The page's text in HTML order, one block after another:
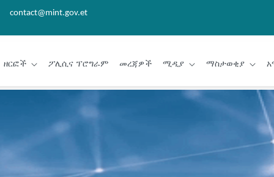
contact@mint.gov.et
ዘርፎች ፖሊሲና ፕሮግራም መረጃዎች ሚዲያ ማስታወቂያ